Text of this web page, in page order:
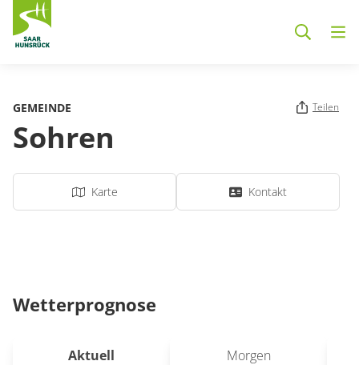
GEMEINDE Teilen
Sohren
Karte Kontakt
Wetterprognose
Aktuell Morgen